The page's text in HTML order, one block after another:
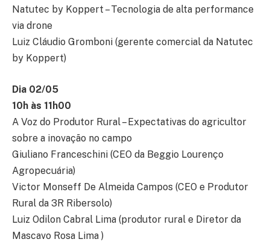
Natutec by Koppert – Tecnologia de alta performance
via drone
Luiz Cláudio Gromboni (gerente comercial da Natutec
by Koppert)
Dia 02/05
10h às 11h00
A Voz do Produtor Rural – Expectativas do agricultor
sobre a inovação no campo
Giuliano Franceschini (CEO da Beggio Lourenço
Agropecuária)
Victor Monseff De Almeida Campos (CEO e Produtor
Rural da 3R Ribersolo)
Luiz Odilon Cabral Lima (produtor rural e Diretor da
Mascavo Rosa Lima )